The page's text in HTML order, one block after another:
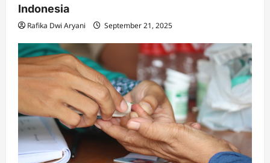
Indonesia
Rafika Dwi Aryani September 21, 2025